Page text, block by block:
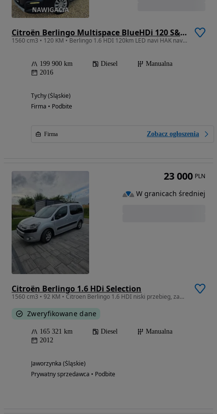
Citroën Berlingo Multispace BlueHDi 120 S&S XTR
1560 cm3 • 120 KM • Berlingo 1.6 HDI 120km LED navi HAK navi SERWIS bezwypadkowy 2017
199 900 km Diesel
Manualna
2016
Tychy (Śląskie)
Firma • Podbite
Firma Zobacz ogłoszenia
Citroën Berlingo 1.6 HDi Selection
1560 cm3 • 92 KM • Citroen Berlingo 1.6 HDI niski przebieg, zadbany
Zweryfikowane dane
165 321 km Diesel
Manualna
2012
Jaworzynka (Śląskie)
Prywatny sprzedawca • Podbite
23 000 PLN
W granicach średniej